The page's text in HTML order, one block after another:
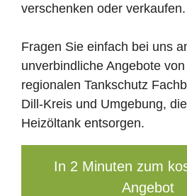
verschenken oder verkaufen.
Fragen Sie einfach bei uns
unverbindliche Angebote
regionalen Tankschutz
Dill-Kreis und Umgebung,
Heizöltank entsorgen.
In 2 Minuten zum
Angebot